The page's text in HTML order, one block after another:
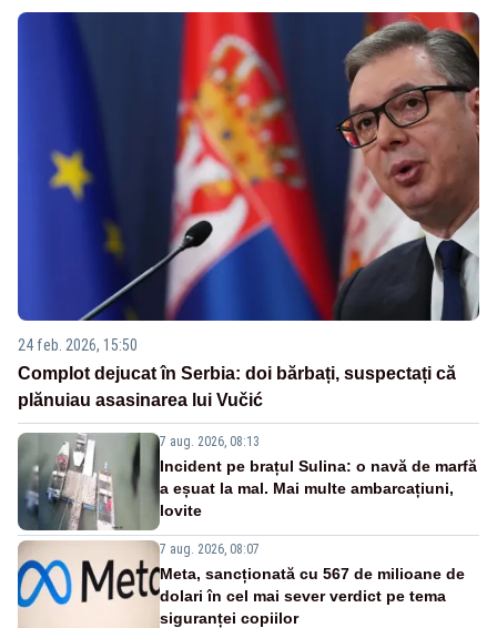
24 feb. 2026, 15:50
Complot dejucat în Serbia: doi bărbați, suspectați că
plănuiau asasinarea lui Vučić
7 aug. 2026, 08:13
Incident pe brațul Sulina: o navă de marfă
a eșuat la mal. Mai multe ambarcațiuni,
lovite
7 aug. 2026, 08:07
Meta, sancționată cu 567 de milioane de
dolari în cel mai sever verdict pe tema
siguranței copiilor